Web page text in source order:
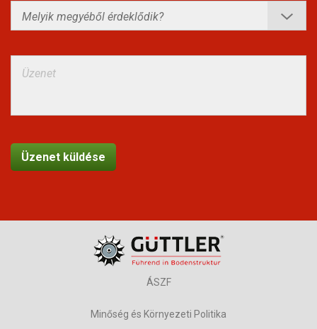
ÁSZF
Minőség és Környezeti Politika